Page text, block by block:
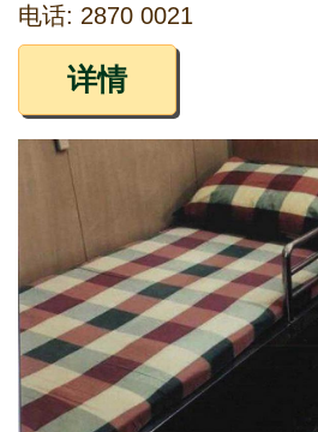
电话: 2870 0021
详情